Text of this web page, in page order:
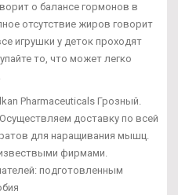
о балансе гормонов в
отсутствие жиров говорит
игрушки у деток проходят
то, что может легко
Pharmaceuticals Грозный.
доставку по всей
для наращивания мышц.
фирмами.
подготовленным